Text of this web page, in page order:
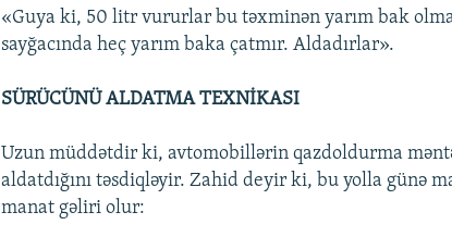
«Guya ki, 50 litr vururlar bu təxminən yarım bak
sayğacında heç yarım baka çatmır. Aldadırlar».
SÜRÜCÜNÜ ALDATMA TEXNİKASI
Uzun müddətdir ki, avtomobillərin qazdoldurma
aldatdığını təsdiqləyir. Zahid deyir ki, bu yolla günə
manat gəliri olur: